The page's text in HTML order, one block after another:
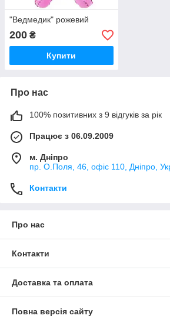
"Ведмедик" рожевий
200 ₴
Купити
Про нас
100% позитивних з 9 відгуків за рік
Працює з 06.09.2009
м. Дніпро
пр. О.Поля, 46, офіс 110, Дніпро,
Контакти
Про нас
Контакти
Доставка та оплата
Повна версія сайту